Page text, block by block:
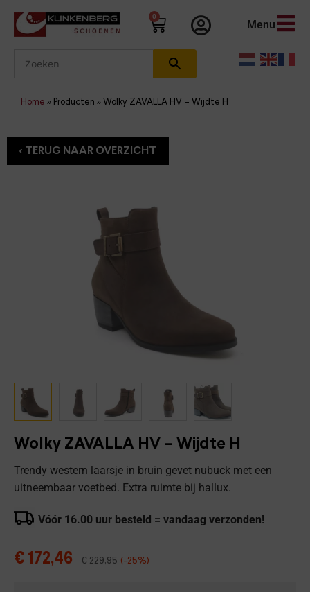
0
Menu
Home » Producten » Wolky ZAVALLA HV – Wijdte H
Wolky ZAVALLA HV – Wijdte H
Trendy western laarsje in bruin gevet nubuck met een
uitneembaar voetbed. Extra ruimte bij hallux.
Vóór 16.00 uur besteld = vandaag verzonden!
€ 172,46 €229,95 (-25%)